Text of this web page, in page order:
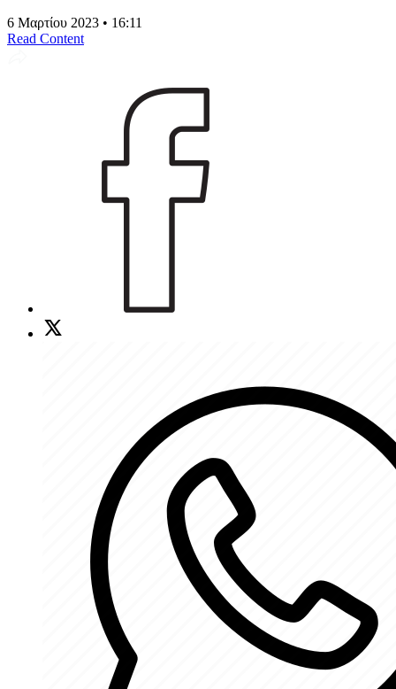
6 Μαρτίου 2023 • 16:11
Read Content